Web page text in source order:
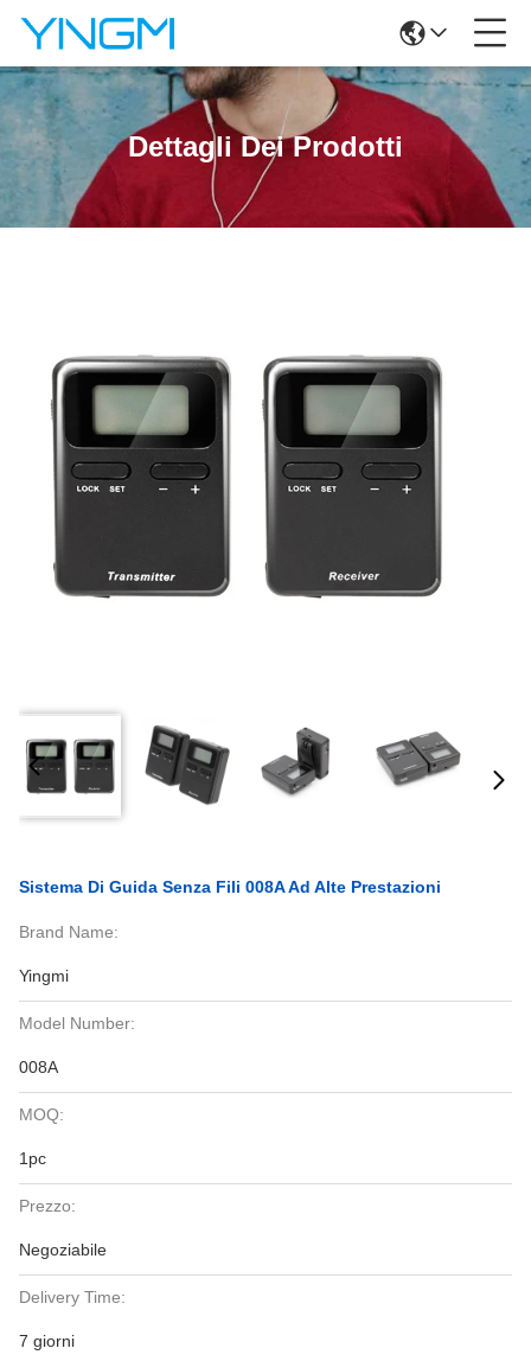
Dettagli Dei Prodotti
Sistema Di Guida Senza Fili 008A Ad Alte Prestazioni
Brand Name:
Yingmi
Model Number:
008A
MOQ:
1pc
Prezzo:
Negoziabile
Delivery Time:
7 giorni